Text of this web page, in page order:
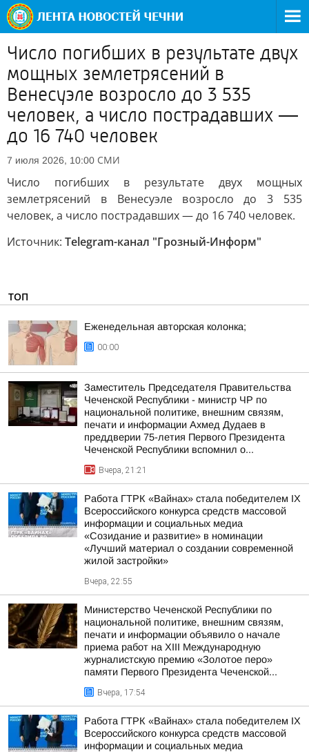
Число погибших в результате двух
мощных землетрясений в
Венесуэле возросло до 3 535
человек, а число пострадавших —
до 16 740 человек
7 июля 2026, 10:00 СМИ
Число погибших в результате двух мощных
землетрясений в Венесуэле возросло до 3 535
человек, а число пострадавших — до 16 740 человек.
Источник: Telegram-канал "Грозный-Информ"
ТОП
Еженедельная авторская колонка;
00:00
Заместитель Председателя Правительства
Чеченской Республики - министр ЧР по
национальной политике, внешним связям,
печати и информации Ахмед Дудаев в
преддверии 75-летия Первого Президента
Чеченской Республики вспомнил о...
Вчера, 21:21
Работа ГТРК «Вайнах» стала победителем IX
Всероссийского конкурса средств массовой
информации и социальных медиа
«Созидание и развитие» в номинации
«Лучший материал о создании современной
жилой застройки»
Вчера, 22:55
Министерство Чеченской Республики по
национальной политике, внешним связям,
печати и информации объявило о начале
приема работ на XIII Международную
журналистскую премию «Золотое перо»
памяти Первого Президента Чеченской...
Вчера, 17:54
Работа ГТРК «Вайнах» стала победителем IX
Всероссийского конкурса средств массовой
информации и социальных медиа